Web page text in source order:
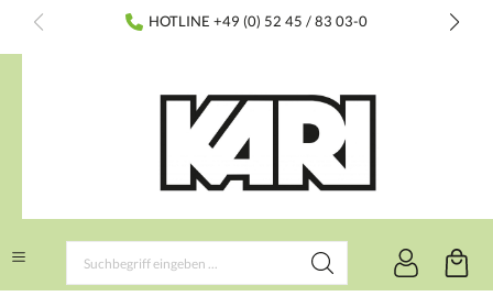
springen HOTLINE +49 (0) 52 45 / 83 03-0